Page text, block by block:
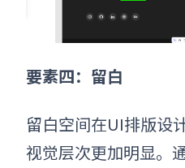
要素四： 留白
留白空间在UI排版设
视觉层次更加明显。